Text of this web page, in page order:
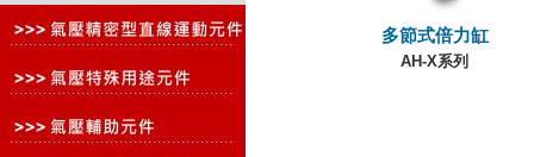
多節式倍力缸
AH-X系列